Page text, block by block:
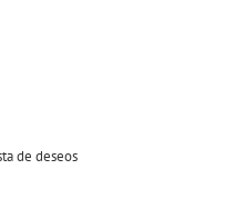
de deseos